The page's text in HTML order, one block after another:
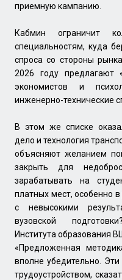
приемную кампанию.
Кабмин ограничит
специальностям, куда
спроса со стороны
2026 году предлагают
экономистов и
инженерно-технические
В этом же списке
дело и технология
объясняют желанием
закрыть для
зарабатывать на
платных мест, особенно
с невысокими
вузовской
Института образования
«Предложенная
вполне убедительно.
трудоустройством,